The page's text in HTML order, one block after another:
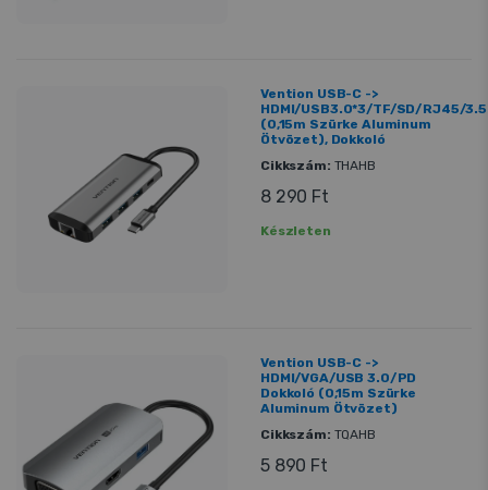
Vention USB-C ->
HDMI/USB3.0*3/TF/SD/RJ45/
(0,15m Szürke Aluminum
Ötvözet), Dokkoló
Cikkszám: THAHB
8 290 Ft
Készleten
Vention USB-C ->
HDMI/VGA/USB 3.0/PD
Dokkoló (0,15m Szürke
Aluminum Ötvözet)
Cikkszám: TQAHB
5 890 Ft